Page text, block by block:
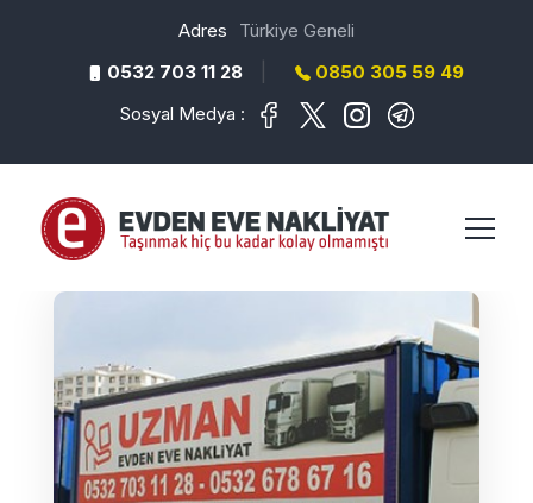
Adres
Türkiye Geneli
0532 703 11 28|
0850 305 59 49
Sosyal Medya :